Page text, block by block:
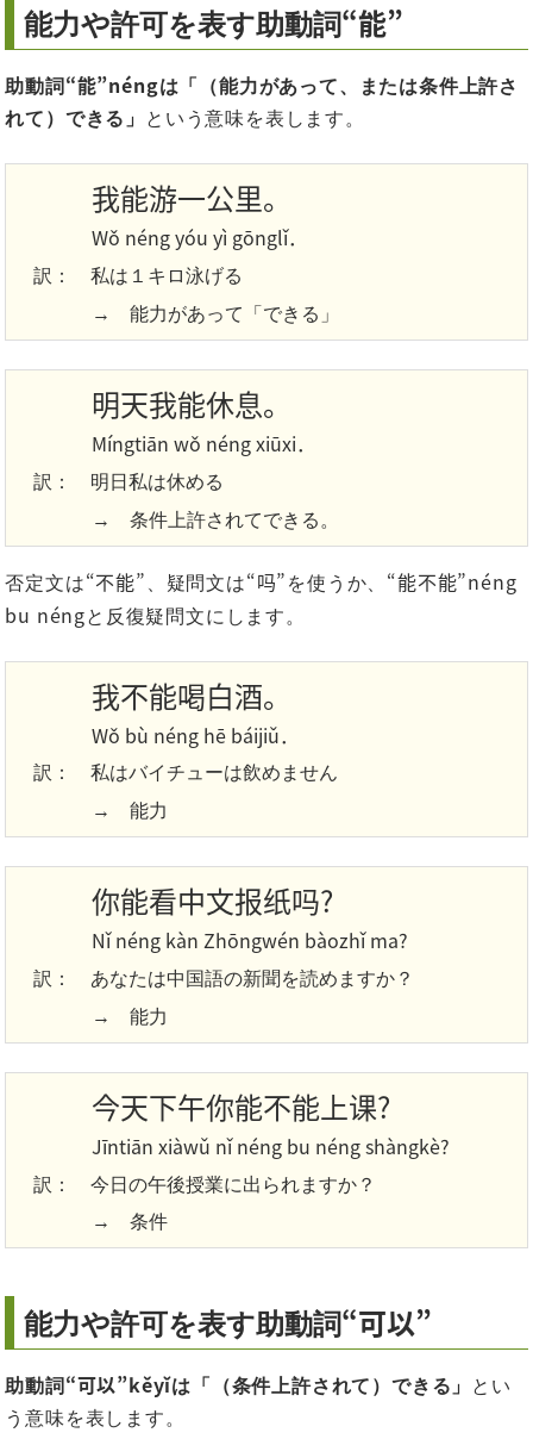
能力や許可を表す助動詞“能”
助動詞 “能”néngは「（能力があって、または条件上許さ
れて）できる」
という意味を表します。
我能游一公里。
Wǒ néng yóu yì gōnglǐ．
訳：
私は１キロ泳げる
→ 能力があって「できる」
明天我能休息。
Míngtiān wǒ néng xiūxi．
訳：
明日私は休める
→ 条件上許されてできる。
否定文は“不能” 、疑問文は“吗” を使うか、 “能不能”néng
bu néngと反復疑問文にします。
我不能喝白酒。
Wǒ bù néng hē báijiǔ．
訳：
私はバイチューは飲めません
→ 能力
你能看中文报纸吗?
Nǐ néng kàn Zhōngwén bàozhǐ ma?
訳：
あなたは中国語の新聞を読めますか？
→ 能力
今天下午你能不能上课?
Jīntiān xiàwǔ nǐ néng bu néng shàngkè?
訳：
今日の午後授業に出られますか？
→ 条件
能力や許可を表す助動詞“可以”
助動詞 “可以”kěyǐは「（条件上許されて）できる」
とい
う意味を表します。